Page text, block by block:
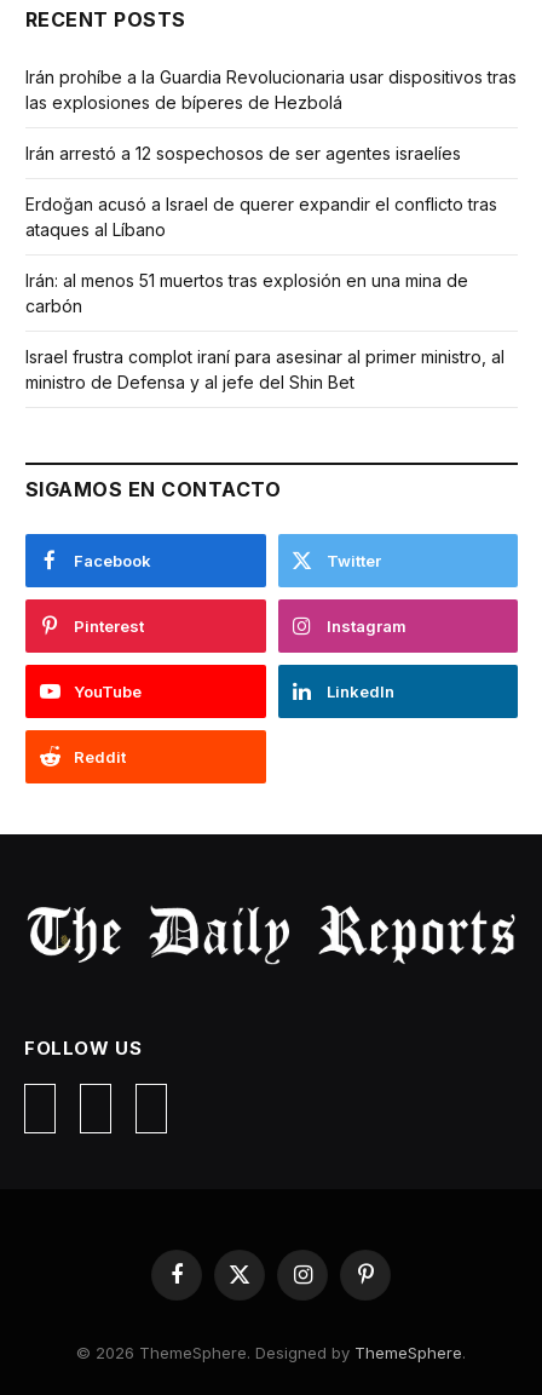
RECENT POSTS
Irán prohíbe a la Guardia Revolucionaria usar dispositivos tras
las explosiones de bíperes de Hezbolá
Irán arrestó a 12 sospechosos de ser agentes israelíes
Erdoğan acusó a Israel de querer expandir el conflicto tras
ataques al Líbano
Irán: al menos 51 muertos tras explosión en una mina de
carbón
Israel frustra complot iraní para asesinar al primer ministro, al
ministro de Defensa y al jefe del Shin Bet
SIGAMOS EN CONTACTO
Facebook Twitter
Pinterest Instagram
YouTube LinkedIn
Reddit
FOLLOW US
Facebook
X
(Twitter)
InstagramPinterest
© 2026 ThemeSphere. Designed by ThemeSphere.